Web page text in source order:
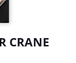
CRANE